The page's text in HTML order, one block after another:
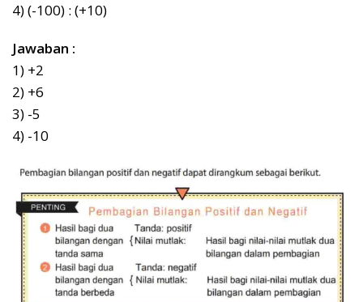
4) (-100) : (+10)
Jawaban :
1) +2
2) +6
3) -5
4) -10